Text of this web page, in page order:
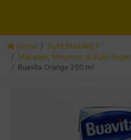
Home
SUPERMARKET
Makanan, Minuman, & Buah Segar
Buavita Orange 250 ml